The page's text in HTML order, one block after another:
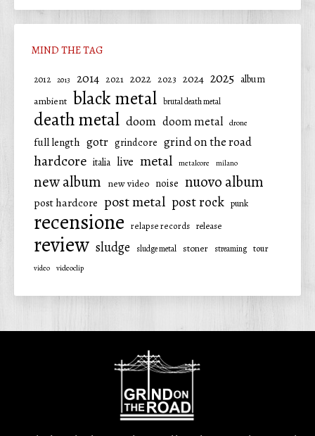
MIND THE TAG
2012 2013 2014 2021 2022 2023 2024 2025 album
ambient black metal brutal death metal
death metal doom doom metal drone
full length gotr grindcore grind on the road
hardcore italia live metal metalcore milano
new album new video noise nuovo album
post hardcore post metal post rock punk
recensione relapse records release
review sludge sludge metal stoner streaming tour
video videoclip